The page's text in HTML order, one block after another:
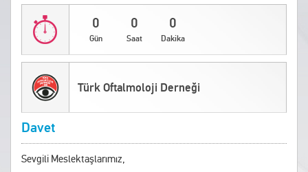
0
Gün
0
Saat
0
Dakika
Türk Oftalmoloji Derneği
Davet
Sevgili Meslektaşlarımız,